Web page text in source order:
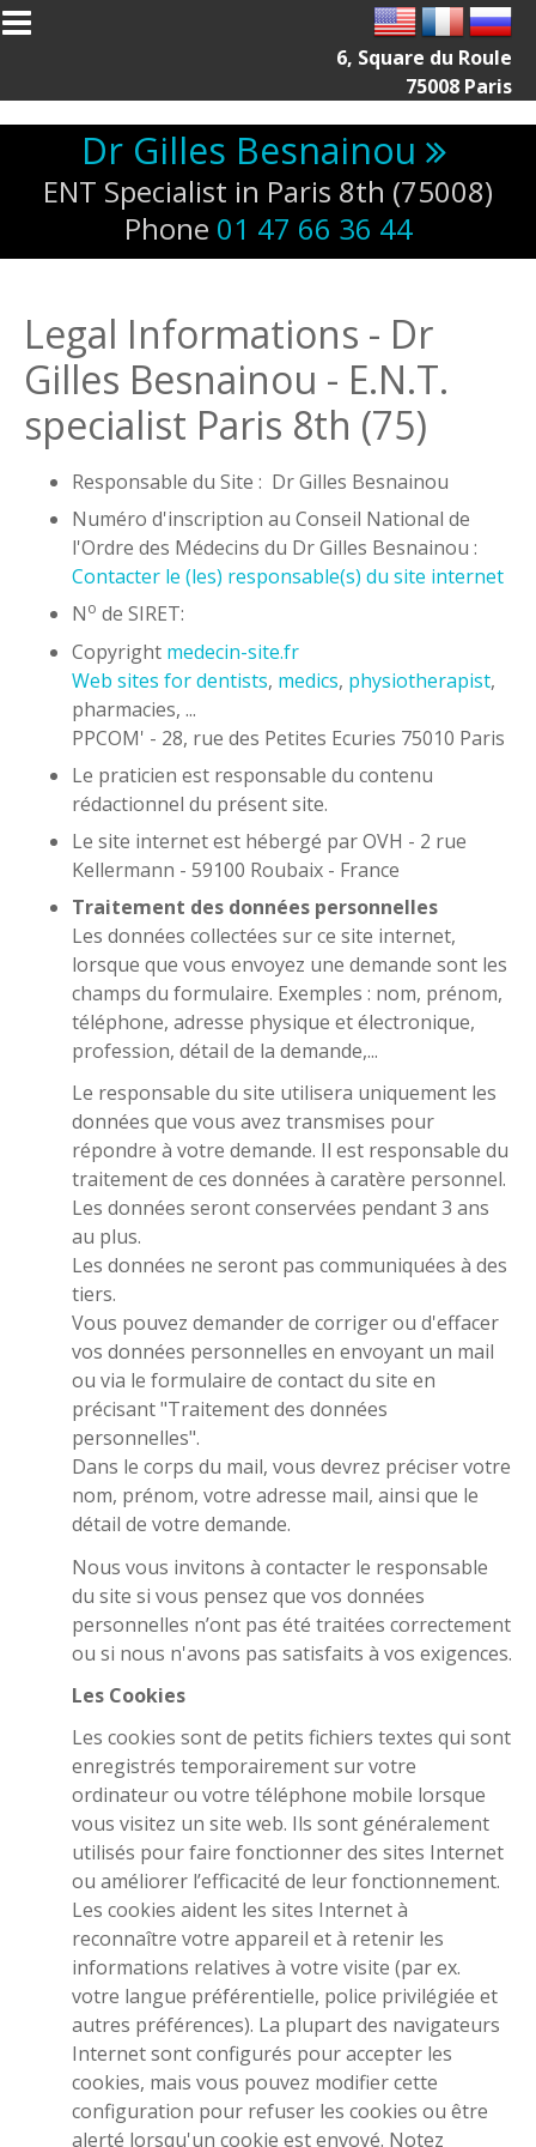
Skip to main content
6, Square du Roule
75008 Paris
Dr Gilles Besnainou
ENT Specialist in Paris 8th (75008)
Phone 01 47 66 36 44
Legal Informations - Dr
Gilles Besnainou - E.N.T.
specialist Paris 8th (75)
Responsable du Site : Dr Gilles Besnainou
Numéro d'inscription au Conseil National de
l'Ordre des Médecins du Dr Gilles Besnainou :
Contacter le (les) responsable(s) du site internet
No de SIRET:
Copyright medecin-site.fr
Web sites for dentists, medics, physiotherapist,
pharmacies, ...
PPCOM' - 28, rue des Petites Ecuries 75010 Paris
Le praticien est responsable du contenu
rédactionnel du présent site.
Le site internet est hébergé par OVH - 2 rue
Kellermann - 59100 Roubaix - France
Traitement des données personnelles
Les données collectées sur ce site internet,
lorsque que vous envoyez une demande sont les
champs du formulaire. Exemples : nom, prénom,
téléphone, adresse physique et électronique,
profession, détail de la demande,...
Le responsable du site utilisera uniquement les
données que vous avez transmises pour
répondre à votre demande. Il est responsable du
traitement de ces données à caratère personnel.
Les données seront conservées pendant 3 ans
au plus.
Les données ne seront pas communiquées à des
tiers.
Vous pouvez demander de corriger ou d'effacer
vos données personnelles en envoyant un mail
ou via le formulaire de contact du site en
précisant "Traitement des données
personnelles".
Dans le corps du mail, vous devrez préciser votre
nom, prénom, votre adresse mail, ainsi que le
détail de votre demande.
Nous vous invitons à contacter le responsable
du site si vous pensez que vos données
personnelles n’ont pas été traitées correctement
ou si nous n'avons pas satisfaits à vos exigences.
Les Cookies
Les cookies sont de petits fichiers textes qui sont
enregistrés temporairement sur votre
ordinateur ou votre téléphone mobile lorsque
vous visitez un site web. Ils sont généralement
utilisés pour faire fonctionner des sites Internet
ou améliorer l’efficacité de leur fonctionnement.
Les cookies aident les sites Internet à
reconnaître votre appareil et à retenir les
informations relatives à votre visite (par ex.
votre langue préférentielle, police privilégiée et
autres préférences). La plupart des navigateurs
Internet sont configurés pour accepter les
cookies, mais vous pouvez modifier cette
configuration pour refuser les cookies ou être
alerté lorsqu'un cookie est envoyé. Notez